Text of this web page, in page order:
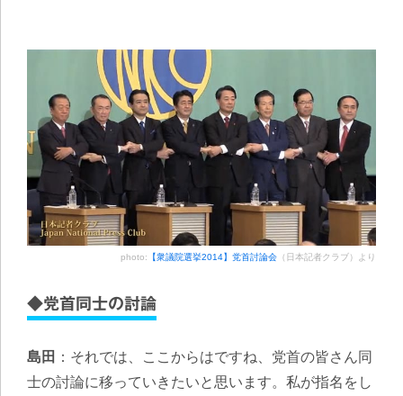
photo: 【衆議院選挙2014】党首討論会 （日本記者クラブ）より
◆党首同士の討論
島田 ：それでは、ここからはですね、党首の皆さん同
士の討論に移っていきたいと思います。私が指名をし